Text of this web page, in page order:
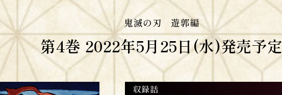
鬼滅の刃 遊郭編
第4巻 2022年5月25日(水)発売予定
収録話